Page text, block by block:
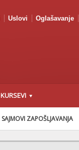
Uslovi Oglašavanje
KURSEVI
SAJMOVI ZAPOŠLJAVANJA